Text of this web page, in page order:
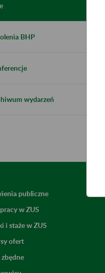
BHP
wydarzeń
publiczne
w ZUS
i staże w ZUS
ofert